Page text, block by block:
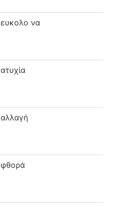
ευκολο να
ατυχία
αλλαγή
φθορά